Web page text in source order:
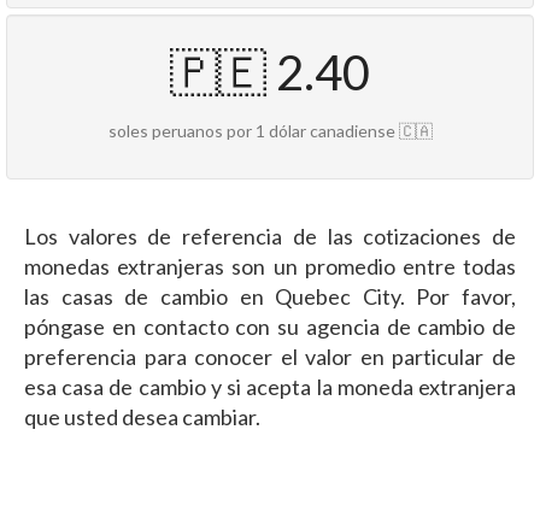
🇵🇪 2.40
soles peruanos por 1 dólar canadiense 🇨🇦
Los valores de referencia de las cotizaciones de
monedas extranjeras son un promedio entre todas
las casas de cambio en Quebec City. Por favor,
póngase en contacto con su agencia de cambio de
preferencia para conocer el valor en particular de
esa casa de cambio y si acepta la moneda extranjera
que usted desea cambiar.